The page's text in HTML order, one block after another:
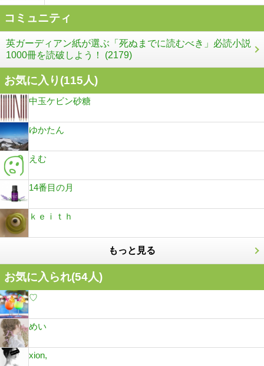
コミュニティ
英ガーディアン紙が選ぶ「死ぬまでに読むべき」必読小説
1000冊を読破しよう！ (2179)
お気に入り(115人)
中玉ケビン砂糖
ゆかたん
えむ
14番目の月
ｋｅｉｔｈ
もっと見る
お気に入られ(54人)
♡
めい
xion,